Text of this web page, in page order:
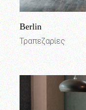
Berlin
Τραπεζαρίες